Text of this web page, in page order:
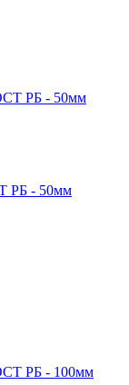
РБ - 50мм